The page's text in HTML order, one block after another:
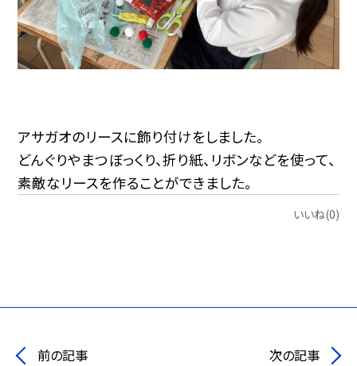
アサガオのリースに飾り付けをしました。
どんぐりやまつぼっくり、折り紙、リボンなどを使って、
素敵なリースを作ることができました。
いいね(0)
前の記事 次の記事